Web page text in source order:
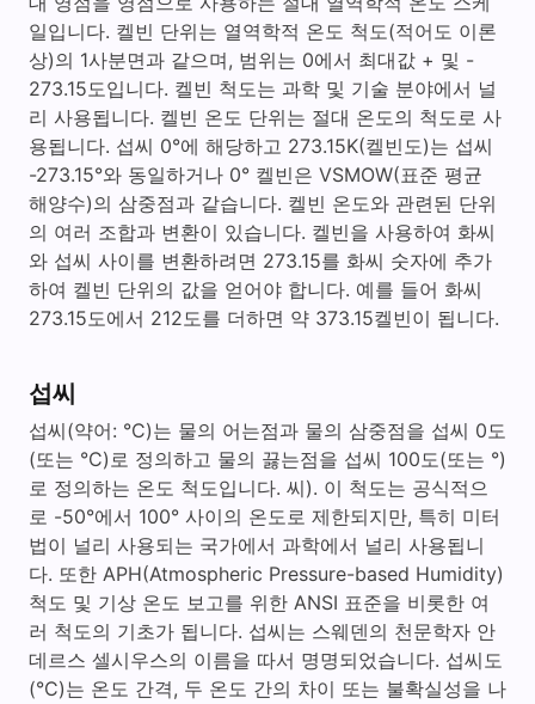
d
e
o
일입니다. 켈빈 단위는 열역학적 온도 척도(적어도 이론
상)의 1사분면과 같으며, 범위는 0에서 최대값 + 및 -
273.15도입니다. 켈빈 척도는 과학 및 기술 분야에서 널
리 사용됩니다. 켈빈 온도 단위는 절대 온도의 척도로 사
용됩니다. 섭씨 0°에 해당하고 273.15K(켈빈도)는 섭씨
-273.15°와 동일하거나 0° 켈빈은 VSMOW(표준 평균
해양수)의 삼중점과 같습니다. 켈빈 온도와 관련된 단위
의 여러 조합과 변환이 있습니다. 켈빈을 사용하여 화씨
와 섭씨 사이를 변환하려면 273.15를 화씨 숫자에 추가
하여 켈빈 단위의 값을 얻어야 합니다. 예를 들어 화씨
273.15도에서 212도를 더하면 약 373.15켈빈이 됩니다.
섭씨
섭씨(약어: °C)는 물의 어는점과 물의 삼중점을 섭씨 0도
(또는 °C)로 정의하고 물의 끓는점을 섭씨 100도(또는 °)
로 정의하는 온도 척도입니다. 씨). 이 척도는 공식적으
로 -50°에서 100° 사이의 온도로 제한되지만, 특히 미터
법이 널리 사용되는 국가에서 과학에서 널리 사용됩니
다. 또한 APH(Atmospheric Pressure-based Humidity)
척도 및 기상 온도 보고를 위한 ANSI 표준을 비롯한 여
러 척도의 기초가 됩니다. 섭씨는 스웨덴의 천문학자 안
데르스 셀시우스의 이름을 따서 명명되었습니다. 섭씨도
(°C)는 온도 간격, 두 온도 간의 차이 또는 불확실성을 나